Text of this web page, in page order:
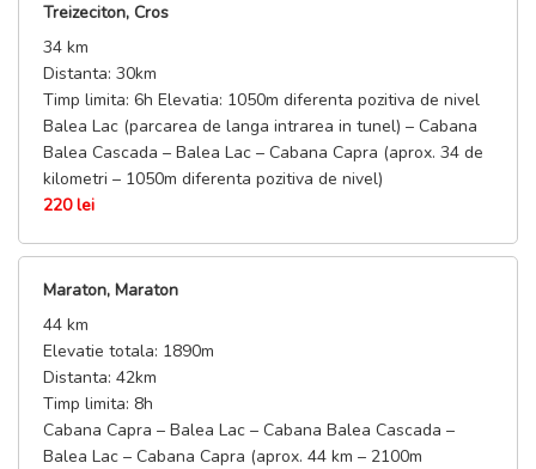
Ridicare kituri:
Sambata, 14 Sept / 16:30-21:30 @ Cabana Balea Cascada
Duminica, 15 Sept / 08:00-09:30 @ Cabana Balea Cascada
Start: 09:30 @ Balea Cascada
Treizeciton, Cros
34 km
Distanta: 30km
Timp limita: 6h Elevatia: 1050m diferenta pozitiva de nivel
Balea Lac (parcarea de langa intrarea in tunel) – Cabana
Balea Cascada – Balea Lac – Cabana Capra (aprox. 34 de
kilometri – 1050m diferenta pozitiva de nivel)
220 lei
Maraton, Maraton
44 km
Elevatie totala: 1890m
Distanta: 42km
Timp limita: 8h
Cabana Capra – Balea Lac – Cabana Balea Cascada –
Balea Lac – Cabana Capra (aprox. 44 km – 2100m